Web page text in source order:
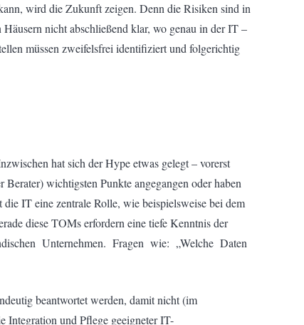
wird die Zukunft zeigen. Denn die Risiken sind in
nicht abschließend klar, wo genau in der IT –
müssen zweifelsfrei identifiziert und folgerichtig
hat sich der Hype etwas gelegt – vorerst
wichtigsten Punkte angegangen oder haben
IT eine zentrale Rolle, wie beispielsweise bei dem
diese TOMs erfordern eine tiefe Kenntnis der
Unternehmen. Fragen wie: „Welche Daten
beantwortet werden, damit nicht (im
Integration und Pflege geeigneter IT-